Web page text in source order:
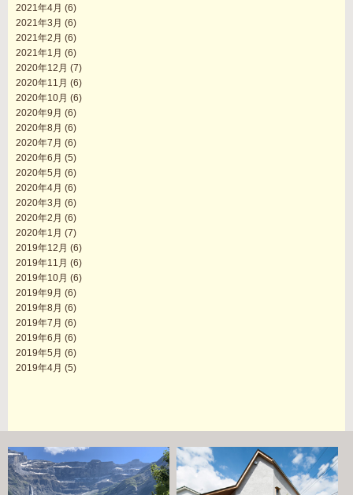
2021年4月 (6)
2021年3月 (6)
2021年2月 (6)
2021年1月 (6)
2020年12月 (7)
2020年11月 (6)
2020年10月 (6)
2020年9月 (6)
2020年8月 (6)
2020年7月 (6)
2020年6月 (5)
2020年5月 (6)
2020年4月 (6)
2020年3月 (6)
2020年2月 (6)
2020年1月 (7)
2019年12月 (6)
2019年11月 (6)
2019年10月 (6)
2019年9月 (6)
2019年8月 (6)
2019年7月 (6)
2019年6月 (6)
2019年5月 (6)
2019年4月 (5)